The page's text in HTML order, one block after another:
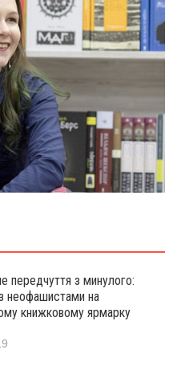
передчуття з минулого:
неофашистами на
книжковому ярмарку